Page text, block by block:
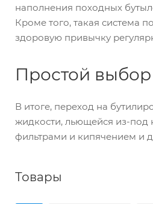
наполнения походных
Кроме того, такая система
здоровую привычку
Простой выбор
В итоге, переход на
жидкости, льющейся из-под
фильтрами и кипячением и
Товары